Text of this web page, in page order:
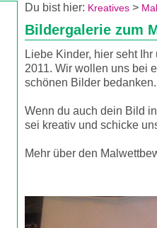
Du bist hier: Kreatives >
Bildergalerie zum
Liebe Kinder, hier seht
2011. Wir wollen uns bei
schönen Bilder bedanken.
Wenn du auch dein Bild
sei kreativ und schicke
Mehr über den